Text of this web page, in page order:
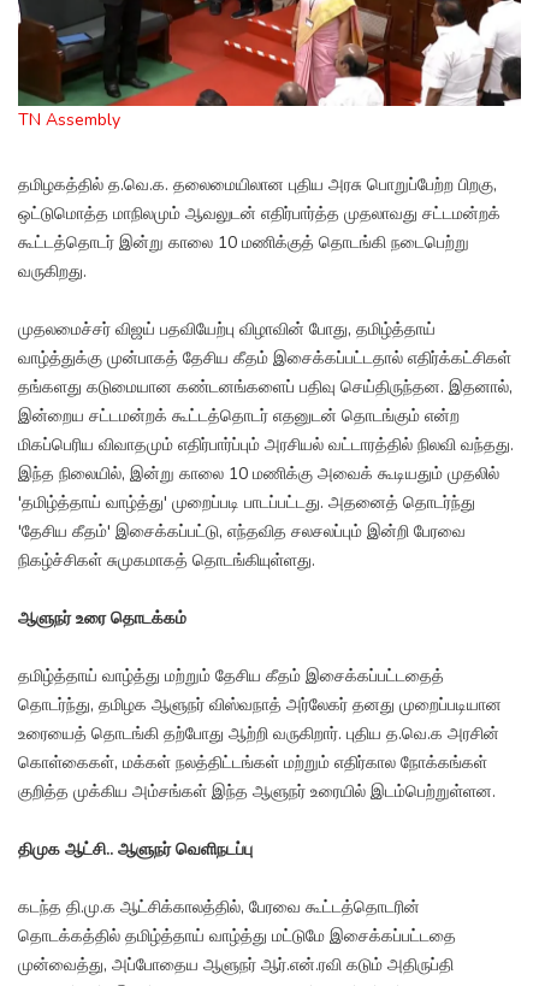
TN Assembly
தமிழகத்தில் த.வெ.க. தலைமையிலான புதிய அரசு பொறுப்பேற்ற பிறகு,
ஒட்டுமொத்த மாநிலமும் ஆவலுடன் எதிர்பார்த்த முதலாவது சட்டமன்றக்
கூட்டத்தொடர் இன்று காலை 10 மணிக்குத் தொடங்கி நடைபெற்று
வருகிறது.
முதலமைச்சர் விஜய் பதவியேற்பு விழாவின் போது, தமிழ்த்தாய்
வாழ்த்துக்கு முன்பாகத் தேசிய கீதம் இசைக்கப்பட்டதால் எதிர்க்கட்சிகள்
தங்களது கடுமையான கண்டனங்களைப் பதிவு செய்திருந்தன. இதனால்,
இன்றைய சட்டமன்றக் கூட்டத்தொடர் எதனுடன் தொடங்கும் என்ற
மிகப்பெரிய விவாதமும் எதிர்பார்ப்பும் அரசியல் வட்டாரத்தில் நிலவி வந்தது.
இந்த நிலையில், இன்று காலை 10 மணிக்கு அவைக் கூடியதும் முதலில்
'தமிழ்த்தாய் வாழ்த்து' முறைப்படி பாடப்பட்டது. அதனைத் தொடர்ந்து
'தேசிய கீதம்' இசைக்கப்பட்டு, எந்தவித சலசலப்பும் இன்றி பேரவை
நிகழ்ச்சிகள் சுமுகமாகத் தொடங்கியுள்ளது.
ஆளுநர் உரை தொடக்கம்
தமிழ்த்தாய் வாழ்த்து மற்றும் தேசிய கீதம் இசைக்கப்பட்டதைத்
தொடர்ந்து, தமிழக ஆளுநர் விஸ்வநாத் அர்லேகர் தனது முறைப்படியான
உரையைத் தொடங்கி தற்போது ஆற்றி வருகிறார். புதிய த.வெ.க அரசின்
கொள்கைகள், மக்கள் நலத்திட்டங்கள் மற்றும் எதிர்கால நோக்கங்கள்
குறித்த முக்கிய அம்சங்கள் இந்த ஆளுநர் உரையில் இடம்பெற்றுள்ளன.
திமுக ஆட்சி.. ஆளுநர் வெளிநடப்பு
கடந்த தி.மு.க ஆட்சிக்காலத்தில், பேரவை கூட்டத்தொடரின்
தொடக்கத்தில் தமிழ்த்தாய் வாழ்த்து மட்டுமே இசைக்கப்பட்டதை
முன்வைத்து, அப்போதைய ஆளுநர் ஆர்.என்.ரவி கடும் அதிருப்தி